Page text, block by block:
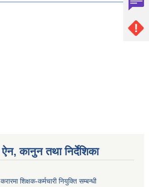
ऐन, कानुन तथा निर्देशिका
करारमा शिक्षक-कर्मचारी नियुक्ति सम्बन्धी